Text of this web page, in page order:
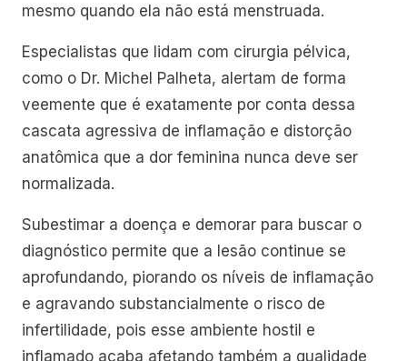
mesmo quando ela não está menstruada.
Especialistas que lidam com cirurgia pélvica,
como o Dr. Michel Palheta, alertam de forma
veemente que é exatamente por conta dessa
cascata agressiva de inflamação e distorção
anatômica que a dor feminina nunca deve ser
normalizada.
Subestimar a doença e demorar para buscar o
diagnóstico permite que a lesão continue se
aprofundando, piorando os níveis de inflamação
e agravando substancialmente o risco de
infertilidade, pois esse ambiente hostil e
inflamado acaba afetando também a qualidade